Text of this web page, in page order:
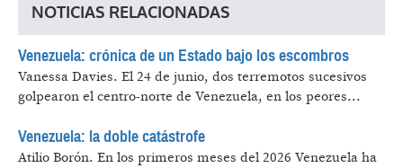
NOTICIAS RELACIONADAS
Venezuela: crónica de un Estado bajo los escombros
Vanessa Davies. El 24 de junio, dos terremotos sucesivos
golpearon el centro-norte de Venezuela, en los peores...
Venezuela: la doble catástrofe
Atilio Borón. En los primeros meses del 2026 Venezuela ha